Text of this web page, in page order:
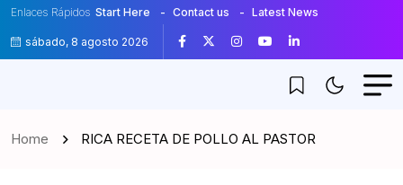
Enlaces Rápidos Start Here Contact us Latest News
sábado, 8 agosto 2026
Home RICA RECETA DE POLLO AL PASTOR